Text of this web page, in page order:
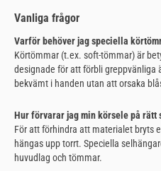
Vanliga frågor
Varför behöver jag speciella
Körtömmar (t.ex. soft-tömmar) är
designade för att förbli greppvänliga
bekvämt i handen utan att orsaka
Hur förvarar jag min körsele på rätt
För att förhindra att materialet bryts
hängas upp torrt. Speciella
huvudlag och tömmar.